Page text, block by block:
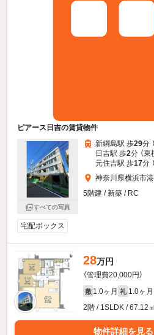
ピアース日吉の賃貸物件
すべての写真
新綱島駅 歩29分
日吉駅 歩2分 （東
元住吉駅 歩17分
神奈川県横浜市
5階建 / 新築 / RC
宅配ボックス
28万円
（管理費20,000円）
敷 1.0ヶ月 礼 1.0ヶ月
2階 / 1SLDK / 67.12㎡
物件詳細を見る